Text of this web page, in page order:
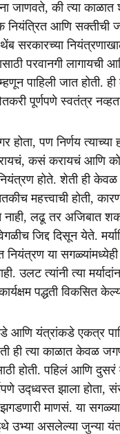
जाणवते, की त्या
नियंत्रित आणि सक्तीची
सरकारच्या
परवानगी लागायची
पाहिली जात होती.
पूर्णपणे स्वतंत्र
होता, पण निर्णय त्याच्या
कसं करायचं आणि
होते. शेती ही केवळ
महत्त्वाची होती,
नाही, लढू तर अजिबात
जिद्द दिसून येते.
या
उलट त्यांनी त्या
पद्धती विकसित
आणि यंत्रांकडे एकत्र
ही त्या काळात केवळ
होती. पहिलं आणि
उद्ध्वस्त झाला होता,
माणसं. या
इथे उभ्या असलेल्या जुन्या